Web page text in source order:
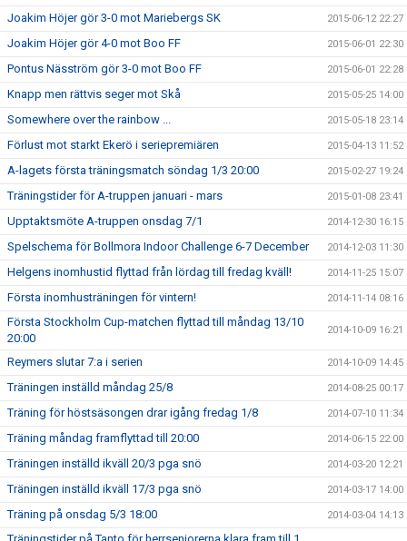
Joakim Höjer gör 3-0 mot Mariebergs SK 2015-06-12 22:27
Joakim Höjer gör 4-0 mot Boo FF 2015-06-01 22:30
Pontus Näsström gör 3-0 mot Boo FF 2015-06-01 22:28
Knapp men rättvis seger mot Skå 2015-05-25 14:00
Somewhere over the rainbow ... 2015-05-18 23:14
Förlust mot starkt Ekerö i seriepremiären 2015-04-13 11:52
A-lagets första träningsmatch söndag 1/3 20:00 2015-02-27 19:24
Träningstider för A-truppen januari - mars 2015-01-08 23:41
Upptaktsmöte A-truppen onsdag 7/1 2014-12-30 16:15
Spelschema för Bollmora Indoor Challenge 6-7 December 2014-12-03 11:30
Helgens inomhustid flyttad från lördag till fredag kväll! 2014-11-25 15:07
Första inomhusträningen för vintern! 2014-11-14 08:16
Första Stockholm Cup-matchen flyttad till måndag 13/10
20:00
2014-10-09 16:21
Reymers slutar 7:a i serien 2014-10-09 14:45
Träningen inställd måndag 25/8 2014-08-25 00:17
Träning för höstsäsongen drar igång fredag 1/8 2014-07-10 11:34
Träning måndag framflyttad till 20:00 2014-06-15 22:00
Träningen inställd ikväll 20/3 pga snö 2014-03-20 12:21
Träningen inställd ikväll 17/3 pga snö 2014-03-17 14:00
Träning på onsdag 5/3 18:00 2014-03-04 14:13